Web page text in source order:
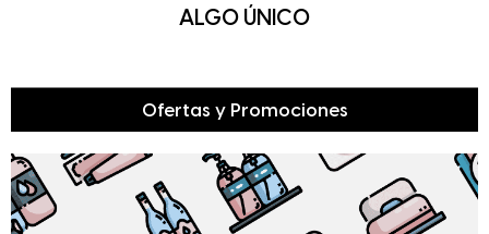
ALGO ÚNICO
Ofertas y Promociones